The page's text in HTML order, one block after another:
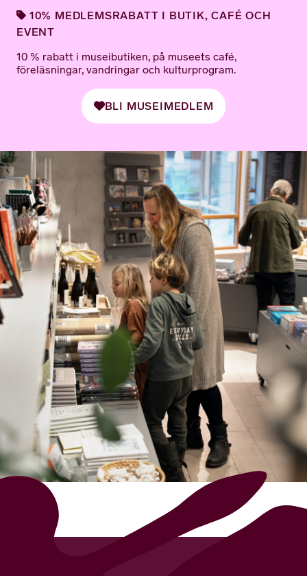
10% MEDLEMSRABATT I BUTIK, CAFÉ OCH
EVENT
10 % rabatt i museibutiken, på museets café,
föreläsningar, vandringar och kulturprogram.
BLI MUSEIMEDLEM